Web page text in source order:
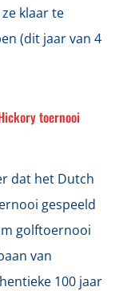
klaar te
(dit jaar van 4
toernooi
dat het Dutch
gespeeld
golftoernooi
van
100 jaar